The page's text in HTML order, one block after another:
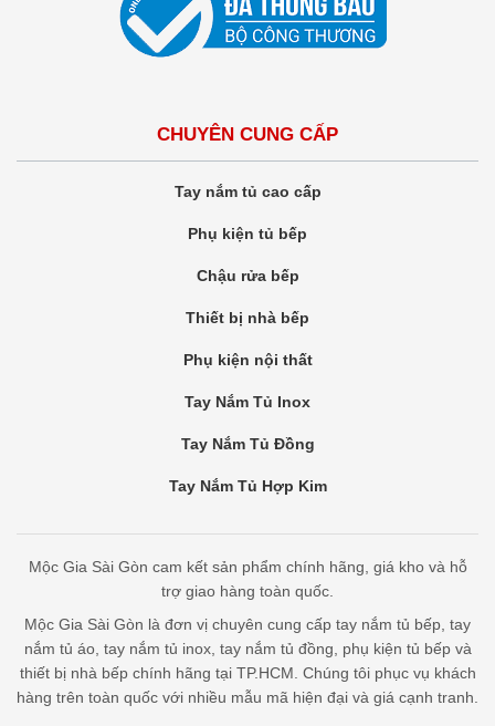
CHUYÊN CUNG CẤP
Tay nắm tủ cao cấp
Phụ kiện tủ bếp
Chậu rửa bếp
Thiết bị nhà bếp
Phụ kiện nội thất
Tay Nắm Tủ Inox
Tay Nắm Tủ Đồng
Tay Nắm Tủ Hợp Kim
Mộc Gia Sài Gòn cam kết sản phẩm chính hãng, giá kho và hỗ
trợ giao hàng toàn quốc.
Mộc Gia Sài Gòn là đơn vị chuyên cung cấp tay nắm tủ bếp, tay
nắm tủ áo, tay nắm tủ inox, tay nắm tủ đồng, phụ kiện tủ bếp và
thiết bị nhà bếp chính hãng tại TP.HCM. Chúng tôi phục vụ khách
hàng trên toàn quốc với nhiều mẫu mã hiện đại và giá cạnh tranh.